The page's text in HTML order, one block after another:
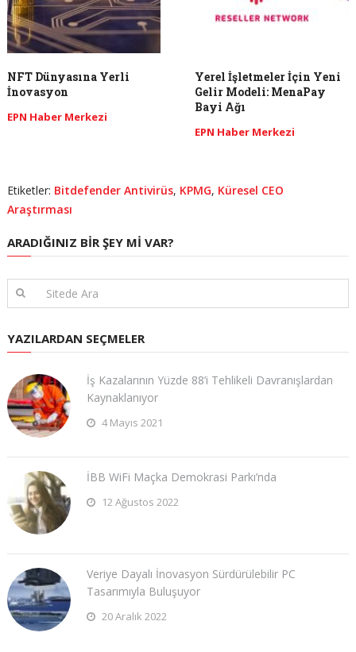
NFT Dünyasına Yerli
İnovasyon
EPN Haber Merkezi
Yerel İşletmeler İçin Yeni
Gelir Modeli: MenaPay
Bayi Ağı
EPN Haber Merkezi
Etiketler: Bitdefender Antivirüs, KPMG, Küresel CEO
Araştırması
ARADIĞINIZ BIR ŞEY MI VAR?
YAZILARDAN SEÇMELER
İş Kazalarının Yüzde 88’i Tehlikeli Davranışlardan
Kaynaklanıyor
4 Mayıs 2021
İBB WiFi Maçka Demokrasi Parkı’nda
12 Ağustos 2022
Veriye Dayalı İnovasyon Sürdürülebilir PC
Tasarımıyla Buluşuyor
20 Aralık 2022